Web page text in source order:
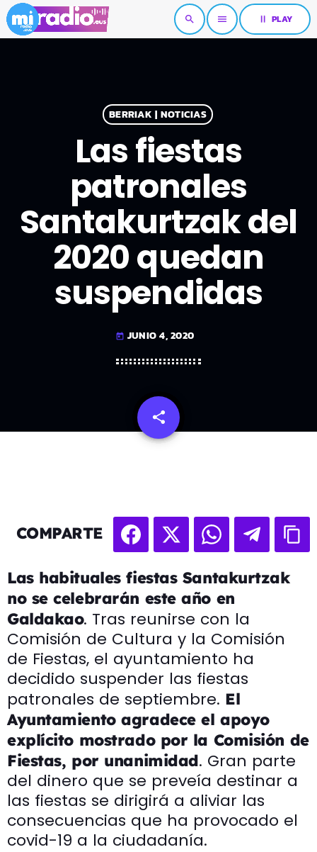
search menu pause PLAY
BERRIAK | NOTICIAS
Las fiestas
patronales
Santakurtzak del
2020 quedan
suspendidas
today JUNIO 4, 2020
share
email
COMPARTE
Las habituales fiestas Santakurtzak
no se celebrarán este año en
Galdakao. Tras reunirse con la
Comisión de Cultura y la Comisión
de Fiestas, el ayuntamiento ha
decidido suspender las fiestas
patronales de septiembre. El
Ayuntamiento agradece el apoyo
explícito mostrado por la Comisión de
Fiestas, por unanimidad. Gran parte
del dinero que se preveía destinar a
las fiestas se dirigirá a aliviar las
consecuencias que ha provocado el
covid-19 a la ciudadanía.